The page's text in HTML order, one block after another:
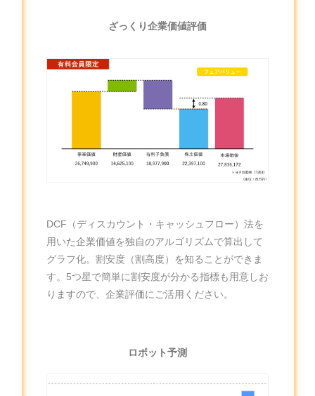
ざっくり企業価値評価
DCF（ディスカウント・キャッシュフロー）法を
用いた企業価値を独自のアルゴリズムで算出して
グラフ化。割安度（割高度）を知ることができま
す。5つ星で簡単に割安度が分かる指標も用意しお
りますので、企業評価にご活用ください。
ロボット予測